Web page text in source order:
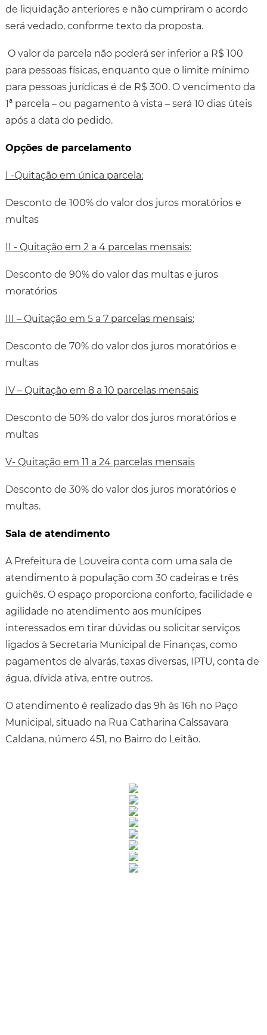
de liquidação anteriores e não cumpriram o acordo
será vedado, conforme texto da proposta.
O valor da parcela não poderá ser inferior a R$ 100
para pessoas físicas, enquanto que o limite mínimo
para pessoas jurídicas é de R$ 300. O vencimento da
1ª parcela – ou pagamento à vista – será 10 dias úteis
após a data do pedido.
Opções de parcelamento
I -Quitação em única parcela:
Desconto de 100% do valor dos juros moratórios e
multas
II - Quitação em 2 a 4 parcelas mensais:
Desconto de 90% do valor das multas e juros
moratórios
III – Quitação em 5 a 7 parcelas mensais:
Desconto de 70% do valor dos juros moratórios e
multas
IV – Quitação em 8 a 10 parcelas mensais
Desconto de 50% do valor dos juros moratórios e
multas
V- Quitação em 11 a 24 parcelas mensais
Desconto de 30% do valor dos juros moratórios e
multas.
Sala de atendimento
A Prefeitura de Louveira conta com uma sala de
atendimento à população com 30 cadeiras e três
guichês. O espaço proporciona conforto, facilidade e
agilidade no atendimento aos munícipes
interessados em tirar dúvidas ou solicitar serviços
ligados à Secretaria Municipal de Finanças, como
pagamentos de alvarás, taxas diversas, IPTU, conta de
água, dívida ativa, entre outros.
O atendimento é realizado das 9h às 16h no Paço
Municipal, situado na Rua Catharina Calssavara
Caldana, número 451, no Bairro do Leitão.